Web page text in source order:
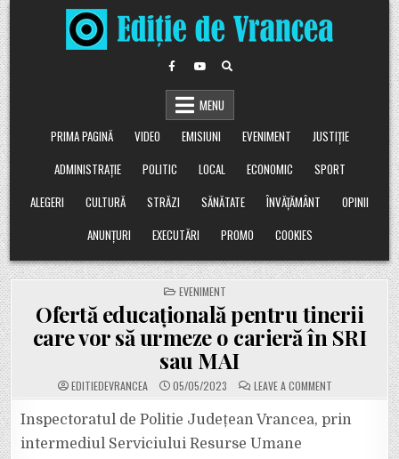
Skip
to
content
MENU
PRIMA PAGINĂ
VIDEO EMISIUNI EVENIMENT
JUSTIȚIE
ADMINISTRAȚIE
POLITIC LOCAL ECONOMIC
SPORT
ALEGERI
CULTURĂ STRĂZI SĂNĂTATE ÎNVĂȚĂMÂNT
OPINII
ANUNȚURI
EXECUTĂRI PROMO COOKIES
POSTED
IN
EVENIMENT
Ofertă educațională pentru tinerii
care vor să urmeze o carieră în SRI
sau MAI
EDITIEDEVRANCEA 05/05/2023 LEAVE A COMMENT
OFERTĂ
EDUCAȚIONALĂ
PENTRU
TINERII
Inspectoratul de Politie Județean Vrancea, prin
intermediul Serviciului Resurse Umane